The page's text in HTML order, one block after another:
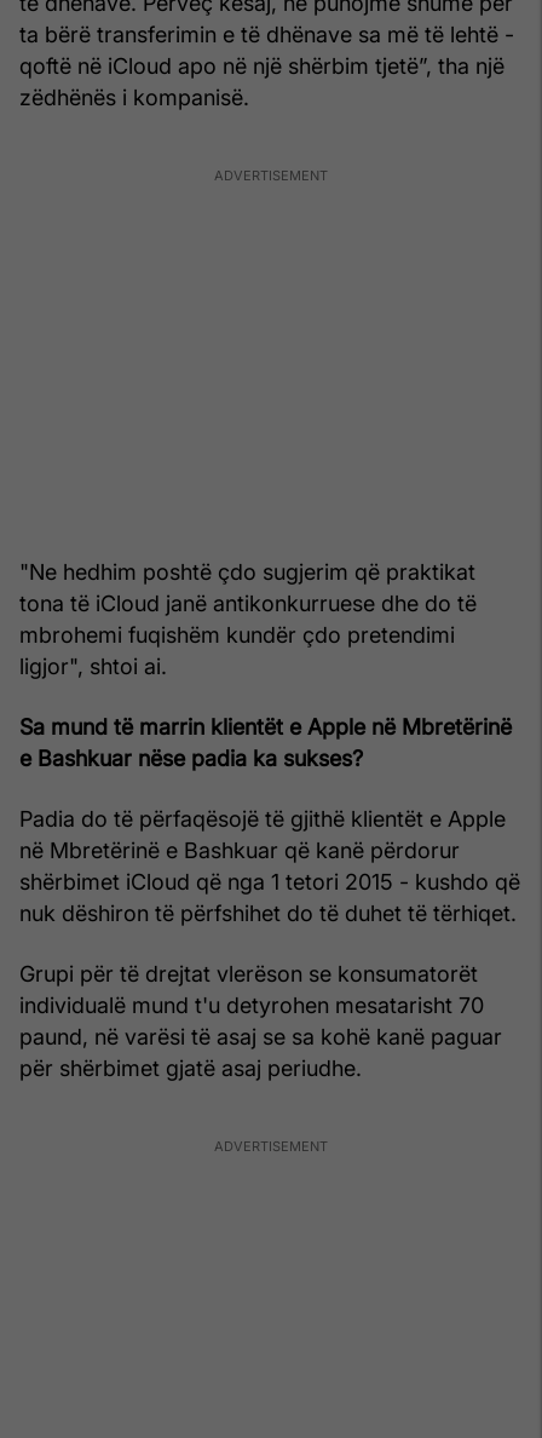
ta bërë transferimin e të dhënave sa më të lehtë -
qoftë në iCloud apo në një shërbim tjetë”, tha një
zëdhënës i kompanisë.
"Ne hedhim poshtë çdo sugjerim që praktikat
tona të iCloud janë antikonkurruese dhe do të
mbrohemi fuqishëm kundër çdo pretendimi
ligjor", shtoi ai.
Sa mund të marrin klientët e Apple në Mbretërinë
e Bashkuar nëse padia ka sukses?
Padia do të përfaqësojë të gjithë klientët e Apple
në Mbretërinë e Bashkuar që kanë përdorur
shërbimet iCloud që nga 1 tetori 2015 - kushdo që
nuk dëshiron të përfshihet do të duhet të tërhiqet.
Grupi për të drejtat vlerëson se konsumatorët
individualë mund t'u detyrohen mesatarisht 70
paund, në varësi të asaj se sa kohë kanë paguar
për shërbimet gjatë asaj periudhe.